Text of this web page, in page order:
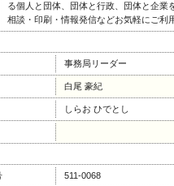
る個人と団体、団体と行政、団体と企業
相談・印刷・情報発信などお気軽にご利
事務局リーダー
白尾 豪紀
しらお ひでとし
511-0068